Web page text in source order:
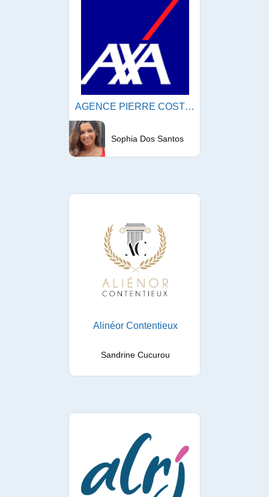
AGENCE PIERRE COSTE AXA
Sophia Dos Santos
Alinéor Contentieux
Sandrine Cucurou